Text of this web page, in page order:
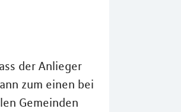
der Anlieger
zum einen bei
Gemeinden